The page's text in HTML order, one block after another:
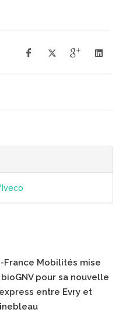
France Mobilités mise
pour sa nouvelle
entre Evry et